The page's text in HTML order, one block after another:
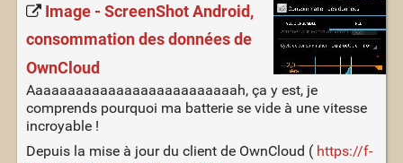
Image - ScreenShot Android,
consommation des données de
OwnCloud
Aaaaaaaaaaaaaaaaaaaaaaaaaah, ça y est, je
comprends pourquoi ma batterie se vide à une vitesse
incroyable !
Depuis la mise à jour du client de OwnCloud ( https://f-